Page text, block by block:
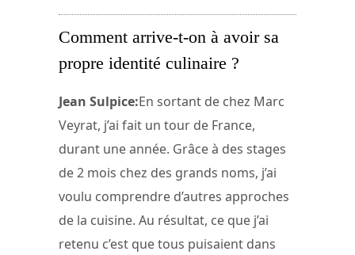
Comment arrive-t-on à avoir sa
propre identité culinaire ?
Jean Sulpice:En sortant de chez Marc
Veyrat, j’ai fait un tour de France,
durant une année. Grâce à des stages
de 2 mois chez des grands noms, j’ai
voulu comprendre d’autres approches
de la cuisine. Au résultat, ce que j’ai
retenu c’est que tous puisaient dans